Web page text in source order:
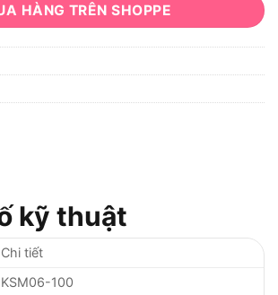
HÀNG TRÊN SHOPPE
kỹ thuật
Chi tiết
KSM06-100